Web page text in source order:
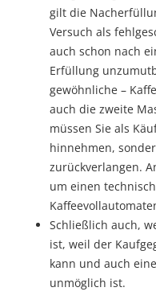
gilt die
Versuch als
auch schon nach
Erfüllung
gewöhnliche –
auch die zweite
müssen Sie als
hinnehmen,
zurückverlangen.
um einen
Schließlich auch,
ist, weil der
kann und auch
unmöglich ist.